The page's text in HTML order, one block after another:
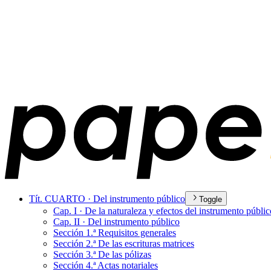
Tít. CUARTO · Del instrumento público Toggle
Cap. I · De la naturaleza y efectos del instrumento
Cap. II · Del instrumento público
Sección 1.ª Requisitos generales
Sección 2.ª De las escrituras matrices
Sección 3.ª De las pólizas
Sección 4.ª Actas notariales